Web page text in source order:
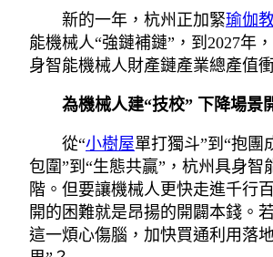
新的一年，杭州正加緊瑜伽
能機械人“強鏈補鏈”，到2027年
身智能機械人財產鏈產業總產值
為機械人建“技校” 下降場景
從“小樹屋單打獨斗”到“抱團
包圍”到“生態共贏”，杭州具身智
階。但要讓機械人更快走進千行
開的困難就是昂揚的開闢本錢。
這一煩心傷腦，加快買通利用落